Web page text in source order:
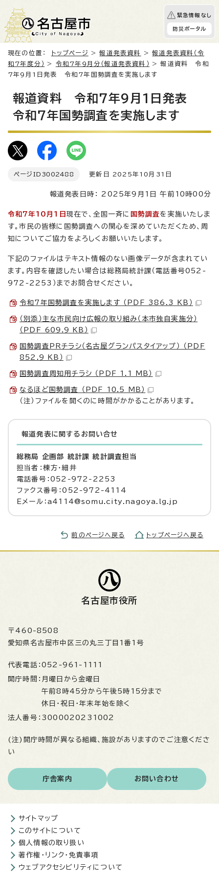
緊急情報なし
防災ポータル
現在の位置： トップページ >報道発表資料 >報道発表資料（令
和7年度分）
> 令和7年9月分（報道発表資料）
> 報道資料 令和
7年9月1日発表 令和7年国勢調査を実施します
報道資料 令和7年9月1日発表
令和7年国勢調査を実施します
ページID 3002488 更新日 2025年10月31日
報道発表日時： 2025年9月1日 午前10時00分
令和7年10月1日 現在で、全国一斉に 国勢調査を実施いたしま
す。市民の皆様に国勢調査への関心を深めていただくため、周
知についてご協力をよろしくお願いいたします。
下記のファイルはテキスト情報のない画像データが含まれてい
ます。内容を確認したい場合は総務局統計課（電話番号052-
972-2253）までお問合せください。
令和7年国勢調査を実施します （PDF 386.3 KB）
（別添）主な市民向け広報の取り組み（本市独自実施分）
（PDF 609.9 KB）
国勢調査PRチラシ（名古屋グランパスタイアップ） （PDF
852.9 KB）
国勢調査周知用チラシ （PDF 1.1 MB）
なるほど国勢調査 （PDF 10.5 MB）
（注）ファイルを開くのに時間がかかることがあります。
報道発表に関するお問い合せ
総務局 企画部 統計課 統計調査担当
担当者：棟方・細井
電話番号：052-972-2253
ファクス番号：052-972-4114
Eメール：a4114@somu.city.nagoya.lg.jp
前のページへ戻る トップページへ戻る
名古屋市役所
〒460-8508
愛知県名古屋市中区三の丸三丁目1番1号
代表電話： 052-961-1111
開庁時間： 月曜日から金曜日
午前8時45分から午後5時15分まで
休日・祝日・年末年始を除く
法人番号： 3000020231002
(注)開庁時間が異なる組織、施設がありますのでご注意くださ
い
庁舎案内 お問い合わせ
サイトマップ
このサイトについて
個人情報の取り扱い
著作権・リンク・免責事項
ウェブアクセシビリティについて